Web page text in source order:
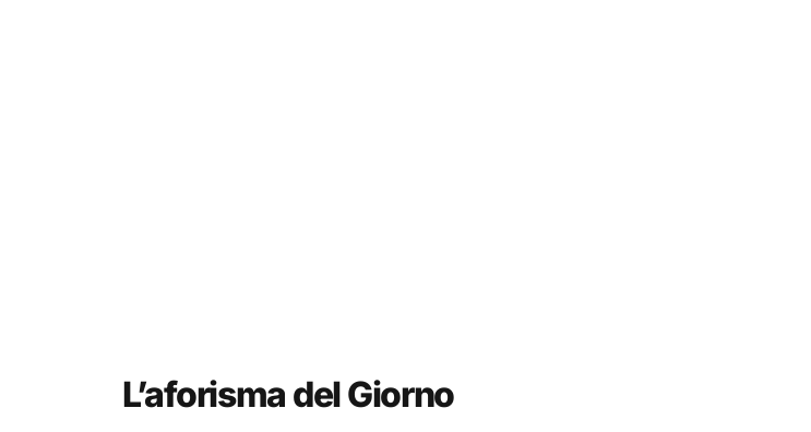
L’aforisma del Giorno